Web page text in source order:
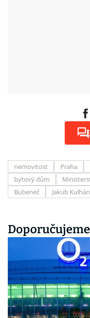
nemovitost Praha
bytový dům
Bubeneč
Jakub
Doporučujeme